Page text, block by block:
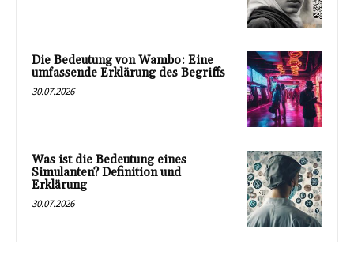
Die Bedeutung von Wambo: Eine
umfassende Erklärung des Begriffs
30.07.2026
Was ist die Bedeutung eines
Simulanten? Definition und
Erklärung
30.07.2026